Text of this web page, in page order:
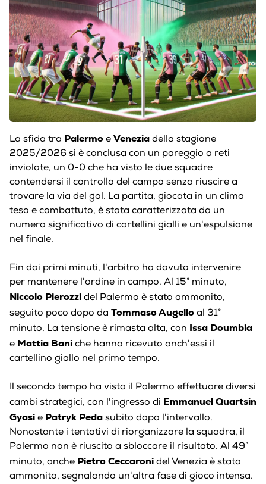
La sfida tra Palermo e Venezia della stagione
2025/2026 si è conclusa con un pareggio a reti
inviolate, un 0-0 che ha visto le due squadre
contendersi il controllo del campo senza riuscire a
trovare la via del gol. La partita, giocata in un clima
teso e combattuto, è stata caratterizzata da un
numero significativo di cartellini gialli e un'espulsione
nel finale.
Fin dai primi minuti, l'arbitro ha dovuto intervenire
per mantenere l'ordine in campo. Al 15° minuto,
Niccolo Pierozzi del Palermo è stato ammonito,
seguito poco dopo da Tommaso Augello al 31°
minuto. La tensione è rimasta alta, con Issa Doumbia
e Mattia Bani che hanno ricevuto anch'essi il
cartellino giallo nel primo tempo.
Il secondo tempo ha visto il Palermo effettuare diversi
cambi strategici, con l'ingresso di Emmanuel Quartsin
Gyasi e Patryk Peda subito dopo l'intervallo.
Nonostante i tentativi di riorganizzare la squadra, il
Palermo non è riuscito a sbloccare il risultato. Al 49°
minuto, anche Pietro Ceccaroni del Venezia è stato
ammonito, segnalando un'altra fase di gioco intensa.